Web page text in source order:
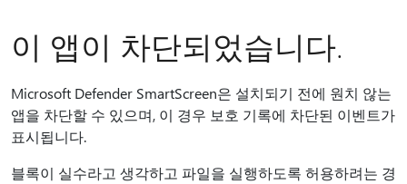
이 앱이 차단되었습니다.
Microsoft Defender SmartScreen은 설치되기 전에 원치 않는
앱을 차단할 수 있으며, 이 경우 보호 기록에 차단된 이벤트가
표시됩니다.
블록이 실수라고 생각하고 파일을 실행하도록 허용하려는 경